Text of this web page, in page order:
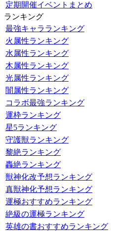
定期開催イベントまとめ
ランキング
最強キャラランキング
火属性ランキング
水属性ランキング
木属性ランキング
光属性ランキング
闇属性ランキング
コラボ最強ランキング
運枠ランキング
星5ランキング
守護獣ランキング
黎絶ランキング
轟絶ランキング
獣神化改予想ランキング
真獣神化予想ランキング
運極おすすめランキング
絶級の運極ランキング
英雄の書おすすめランキング